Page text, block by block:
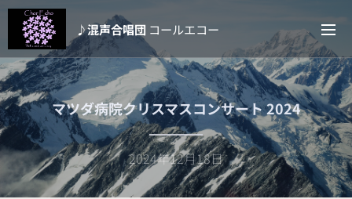
♪混声合唱団 コールエコー
マツダ病院クリスマスコンサート 2024
2024年12月18日